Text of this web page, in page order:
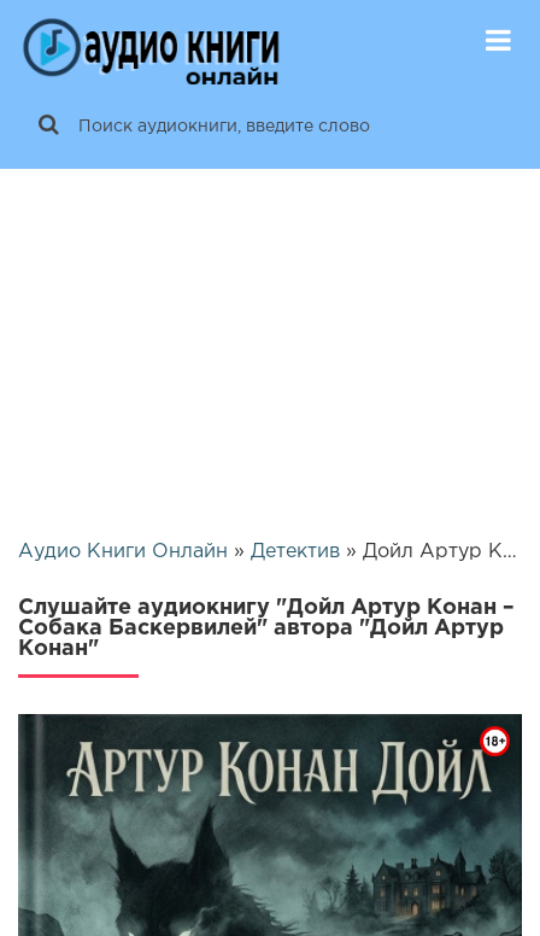
Аудио Книги Онлайн » Детектив » Дойл Артур Конан – Собака Баскервилей | 26046
Слушайте аудиокнигу "Дойл Артур Конан –
Собака Баскервилей" автора "Дойл Артур
Конан"